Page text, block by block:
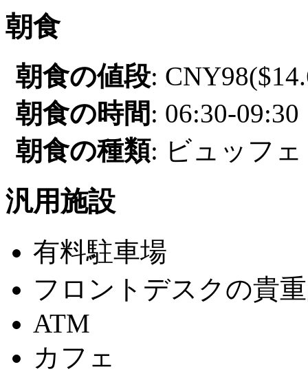
朝食
朝食の値段:
朝食の時間: 06:30-09:30
朝食の種類: ビュッフ
汎用施設
有料駐車場
フロントデスクの貴
ATM
カフェ